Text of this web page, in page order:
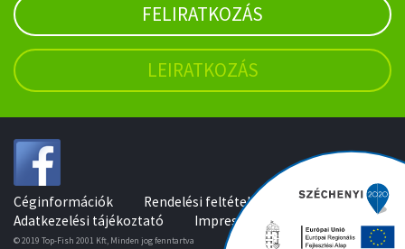
FELIRATKOZÁS
LEIRATKOZÁS
Céginformációk
Rendelési feltételek
Adatkezelési tájékoztató
Impresszum
© 2019 Top-Fish 2001 Kft, Minden jog fenntartva